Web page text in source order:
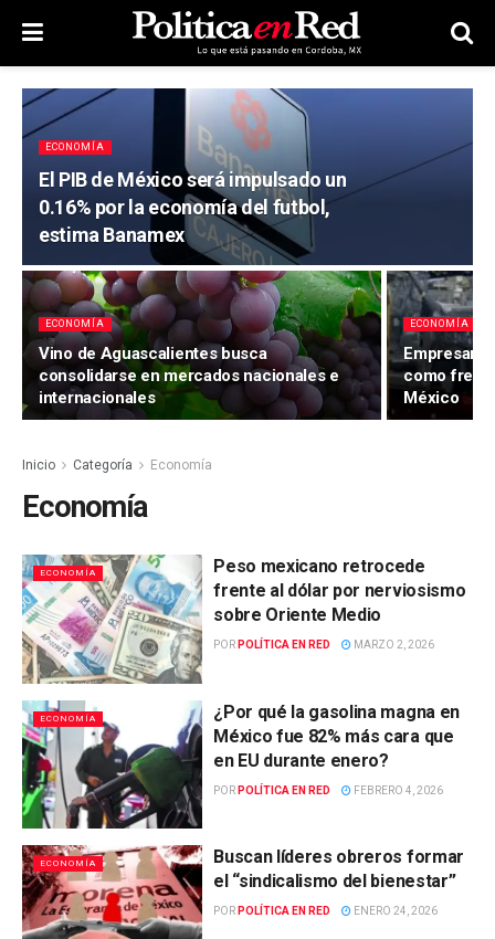
ECONOMÍA
El PIB de México será impulsado un
0.16% por la economía del futbol,
estima Banamex
ECONOMÍA
Vino de Aguascalientes busca
consolidarse en mercados nacionales e
internacionales
ECONOMÍA
como freno
México
Inicio Categoría Economía
Economía
ECONOMÍA
Peso mexicano retrocede
frente al dólar por nerviosismo
sobre Oriente Medio
POR POLÍTICA EN RED MARZO 2, 2026
ECONOMÍA
¿Por qué la gasolina magna en
México fue 82% más cara que
en EU durante enero?
POR POLÍTICA EN RED FEBRERO 4, 2026
ECONOMÍA
Buscan líderes obreros formar
el “sindicalismo del bienestar”
POR POLÍTICA EN RED ENERO 24, 2026